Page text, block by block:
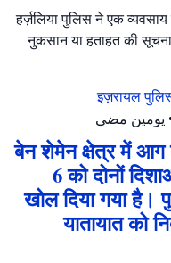
हर्ज़लिया पुलिस ने एक
नुकसान या हताहत की सूचना
इज़रायल
• يومين مضى
बेन शेमेन क्षेत्र में
6 को दोनों
खोल दिया गया है।
यातायात को